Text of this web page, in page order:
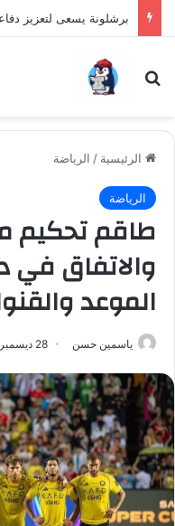
بحث عن
الرئيسية / الرياضة
الرياضة
طاقم تحكيم
والاتفاق
الموعد
ياسمين حسن 28 ديسمبر، 2025